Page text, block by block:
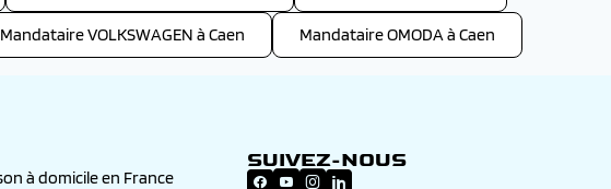
Mandataire VOLKSWAGEN à Caen Mandataire OMODA à Caen
à domicile en France
SUIVEZ-NOUS